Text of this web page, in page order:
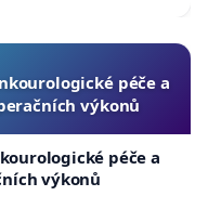
péče a
výkonů
péče a
výkonů